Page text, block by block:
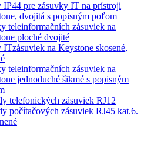
pre zásuvky IT na prístroji
dvojitá s popisným poľom
teleinformačních zásuviek na
ploché dvojité
na Keystone skosené,
teleinformačních zásuviek na
jednoduché šikmé s popisným
telefonických zásuviek RJ12
počítačových zásuviek RJ45 kat.6.